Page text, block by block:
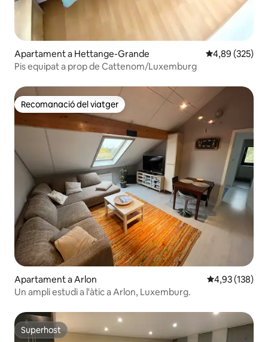
Apartament a Hettange-Grande 4,89 de
4,89 (325)
Pis equipat a prop de Cattenom/Luxemburg
Recomanació del viatger
Recomanació del viatger
Apartament a Arlon 4,93 de
4,93 (138)
Un ampli estudi a l'àtic a Arlon, Luxemburg.
Superhost
Superhost